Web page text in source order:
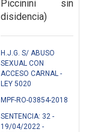
Piccinini sin
disidencia)
H.J.G. S/ ABUSO
SEXUAL CON
ACCESO CARNAL -
LEY 5020
MPF-RO-03854-2018
SENTENCIA: 32 -
19/04/2022 -